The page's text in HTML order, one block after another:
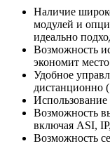
Наличие
модулей и
идеально
Возможность
экономит
Удобное
дистанционно
Возможность
включая ASI,
Возможность